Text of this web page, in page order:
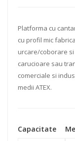
Platforma cu
cu profil mic
urcare/coborare
carucioare sau
comerciale si
medii ATEX.
Capacitate